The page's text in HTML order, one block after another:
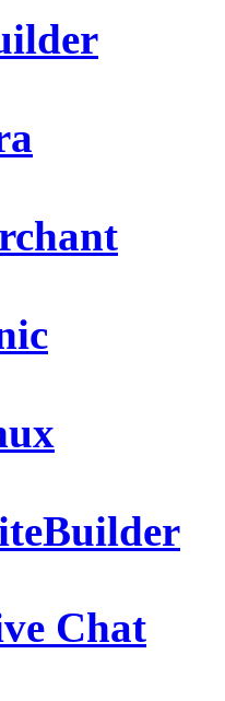
Chat